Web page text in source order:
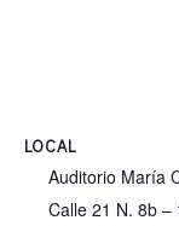
LOCAL
Auditorio María
Calle 21 N. 8b –